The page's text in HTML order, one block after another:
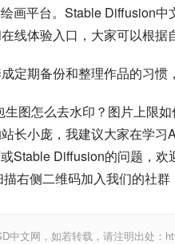
画平台。Stable Diffusion中
线体验入口，大家可以根据
定期备份和整理作品的习惯
生图怎么去水印？图片上限
长小庞，我建议大家在学
Stable Diffusion的问题，
右侧二维码加入我们的社
中文网，如若转载，请注明出处：